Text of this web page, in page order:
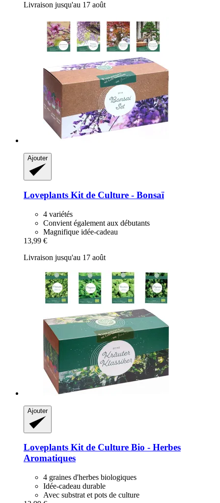
Livraison jusqu'au 17 août
Ajouter
Loveplants Kit de Culture -​ Bonsaï
4 variétés
Convient également aux débutants
Magnifique idée-cadeau
13,99 €
Livraison jusqu'au 17 août
Ajouter
Loveplants Kit de Culture Bio -​ Herbes
Aromatiques
4 graines d'herbes biologiques
Idée-cadeau durable
Avec substrat et pots de culture